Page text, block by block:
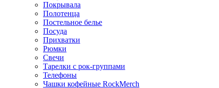
Покрывала
Полотенца
Постельное белье
Посуда
Прихватки
Рюмки
Свечи
Тарелки с рок-группами
Телефоны
Чашки кофейные RockMerch